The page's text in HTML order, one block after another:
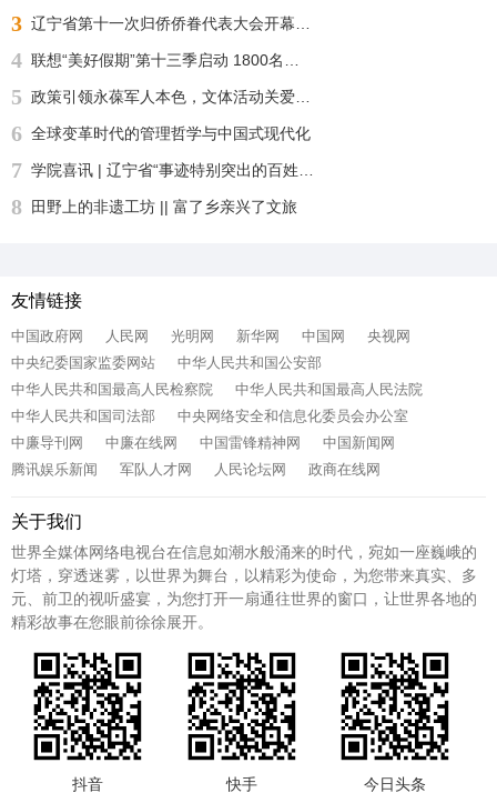
3
4
5
6 全球变革时代的管理哲学与中国式现代化
7
8 田野上的非遗工坊 || 富了乡亲兴了文旅
友情链接
中国政府网 人民网 光明网 新华网 中国网
央视网
中央纪委国家监委网站
中华人民共和国公安部
中华人民共和国最高人民检察院
中华人民共和国最高人民法院
中华人民共和国司法部
中央网络安全和信息化委员会办公室
中廉导刊网
中廉在线网 中国雷锋精神网
中国新闻网
腾讯娱乐新闻
军队人才网 人民论坛网 政商在线网
关于我们
世界全媒体网络电视台在信息如潮水般涌来的时代，宛如一座巍峨的
灯塔，穿透迷雾，以世界为舞台，以精彩为使命，为您带来真实、多
元、前卫的视听盛宴，为您打开一扇通往世界的窗口，让世界各地的
精彩故事在您眼前徐徐展开。
抖音 快手 今日头条